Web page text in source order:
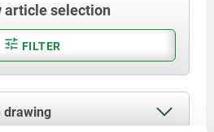
article selection
FILTER
drawing